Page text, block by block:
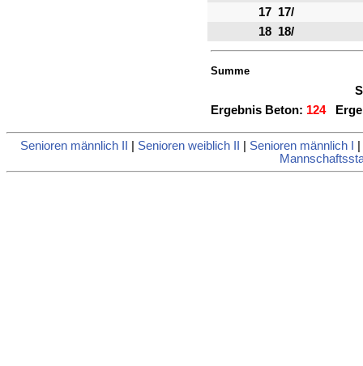
17 17/
18 18/
Summe
Ergebnis Beton: 124
Senioren männlich II Senioren weiblich II Senioren männlich I